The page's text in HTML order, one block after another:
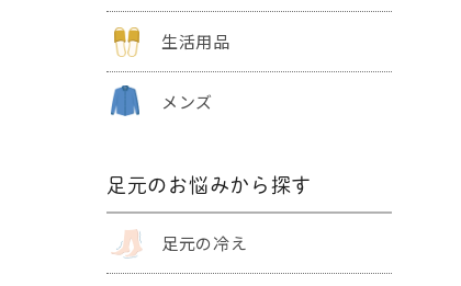
生活用品
メンズ
足元のお悩みから探す
足元の冷え